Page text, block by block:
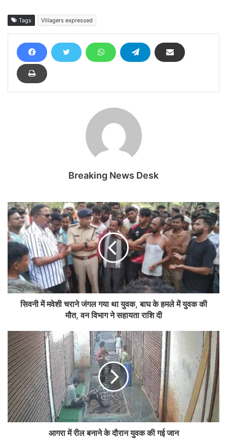
Tags Villagers expressed
Breaking News Desk
सिवनी में मवेशी चराने जंगल गया था युवक, बाघ के हमले में युवक की
मौत, वन विभाग ने सहायता राशि दी
आगरा में रील बनाने के दौरान युवक की गई जान